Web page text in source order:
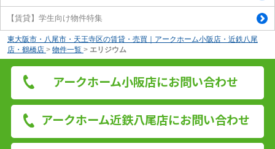
【賃貸】学生向け物件特集
東大阪市・八尾市・天王寺区の賃貸・売買｜アークホーム小阪店・近鉄八尾
店・鶴橋店 > 物件一覧 > エリジウム
アークホーム小阪店にお問い合わせ
アークホーム近鉄八尾店にお問い合わせ